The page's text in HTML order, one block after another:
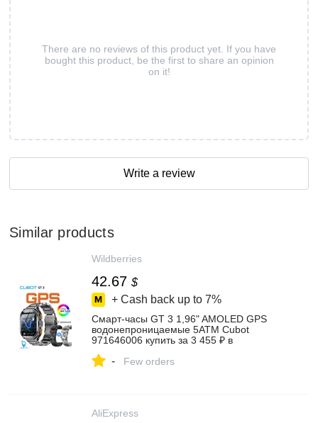
There are no reviews of this product yet. If you have
bought this product, be the first to share an opinion
on it!
Write a review
Similar products
Wildberries
42.67 $
+ Cash back up to 7%
Смарт-часы GT 3 1,96" AMOLED GPS
водонепроницаемые 5ATM Cubot
971646006 купить за 3 455 ₽ в
- Few orders
AliExpress